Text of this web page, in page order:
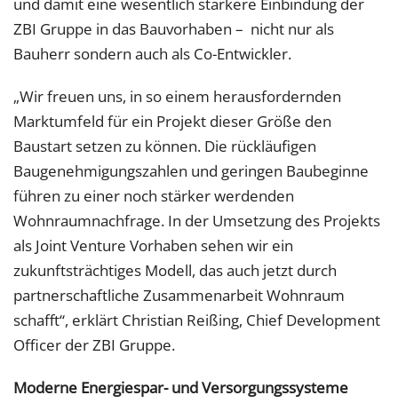
ZBI Gruppe in das Bauvorhaben – nicht nur als
Bauherr sondern auch als Co-Entwickler.
„Wir freuen uns, in so einem herausfordernden
Marktumfeld für ein Projekt dieser Größe den
Baustart setzen zu können. Die rückläufigen
Baugenehmigungszahlen und geringen Baubeginne
führen zu einer noch stärker werdenden
Wohnraumnachfrage. In der Umsetzung des Projekts
als Joint Venture Vorhaben sehen wir ein
zukunftsträchtiges Modell, das auch jetzt durch
partnerschaftliche Zusammenarbeit Wohnraum
schafft“, erklärt Christian Reißing, Chief Development
Officer der ZBI Gruppe.
Moderne Energiespar- und Versorgungssysteme